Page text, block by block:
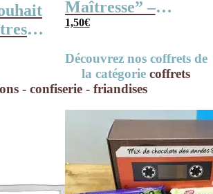
Maîtresse” –
Cadeau maîtresse
florale
1,50€
Découvrez nos coffrets de
la catégoriecoffrets
- confiserie - friandises